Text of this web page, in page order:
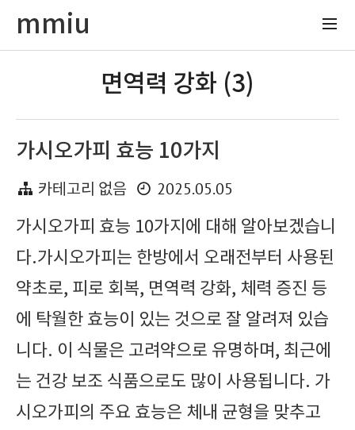
mmiu
면역력 강화 (3)
가시오가피 효능 10가지
카테고리 없음
2025.05.05
가시오가피 효능 10가지에 대해 알아보겠습니
다.가시오가피는 한방에서 오래전부터 사용된
약초로, 피로 회복, 면역력 강화, 체력 증진 등
에 탁월한 효능이 있는 것으로 잘 알려져 있습
니다. 이 식물은 고려약으로 유명하며, 최근에
는 건강 보조 식품으로도 많이 사용됩니다. 가
시오가피의 주요 효능은 체내 균형을 맞추고